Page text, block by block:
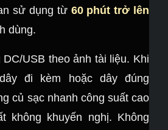
sử dụng từ 60 phút trở lên
dùng.
USB theo ảnh tài liệu. Khi
đi kèm hoặc dây đúng
củ sạc nhanh công suất cao
không khuyến nghị. Không